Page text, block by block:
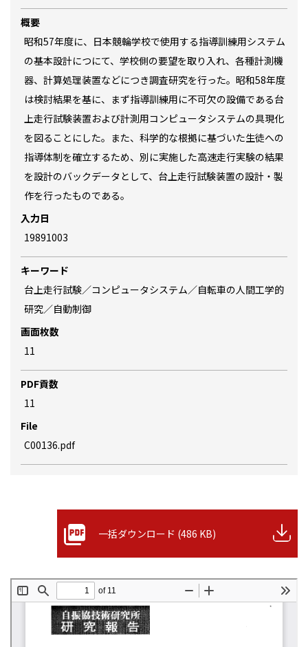
概要
昭和57年度に、日本競輪学校で使用する指導訓練用システム
の基本設計につにて、学校側の要望を取り入れ、各種計測機
器、計算処理装置などにつき調査研究を行った。昭和58年度
は検討結果を基に、まず指導訓練用に不可欠の設備である台
上走行試験装置および計測用コンピュータシステムの具現化
を図ることにした。また、科学的な根拠に基づいた生徒への
指導体制を確立するため、別に実施した高速走行実験の結果
を設計のバックデータとして、台上走行試験装置の設計・製
作を行ったものである。
入力日
19891003
キーワード
台上走行試験／コンピュータシステム／自転車の人間工学的
研究／自動制御
画面枚数
11
PDF貢数
11
File
C00136.pdf
一括ダウンロード (486 KB)